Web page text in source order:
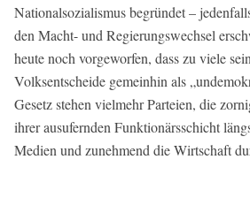
Nationalsozialismus begründet –
den Macht- und Regierungswechsel
heute noch vorgeworfen, dass zu viele
Volksentscheide gemeinhin als
Gesetz stehen vielmehr Parteien, die
ihrer ausufernden Funktionärsschicht
Medien und zunehmend die Wirtschaft